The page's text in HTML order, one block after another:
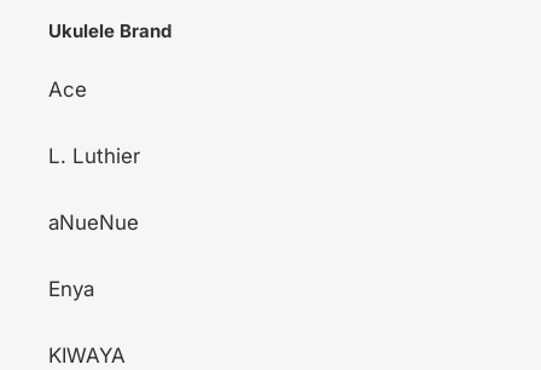
Ukulele Brand
Ace
L. Luthier
aNueNue
Enya
KIWAYA